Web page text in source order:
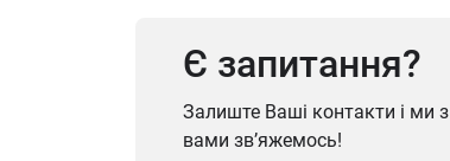
Є запитання?
Залиште Ваші контакти і ми з
вами зв’яжемось!